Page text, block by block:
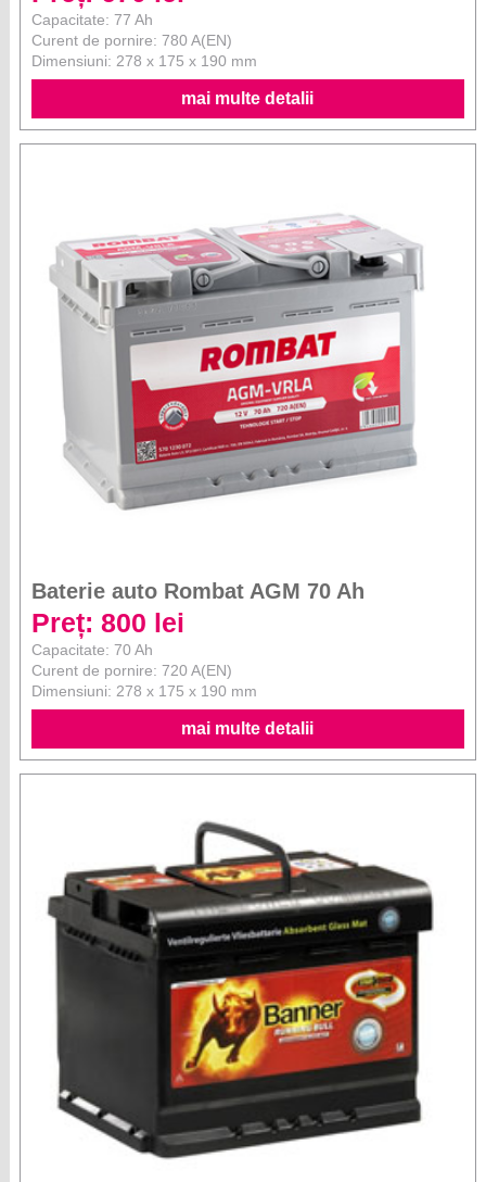
Capacitate: 77 Ah
Curent de pornire: 780 A(EN)
Dimensiuni: 278 x 175 x 190 mm
mai multe detalii
Baterie auto Rombat AGM 70 Ah
Preț: 800 lei
Capacitate: 70 Ah
Curent de pornire: 720 A(EN)
Dimensiuni: 278 x 175 x 190 mm
mai multe detalii